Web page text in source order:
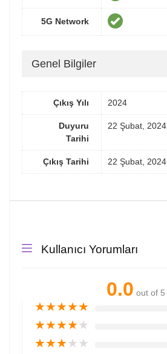
5G Network
Genel Bilgiler
Çıkış Yılı 2024
Duyuru
Tarihi
22 Şubat, 2024
Çıkış Tarihi 22 Şubat, 2024
Kullanıcı Yorumları
0.0 out of 5
★★★★★
★★★★★
★★★★★